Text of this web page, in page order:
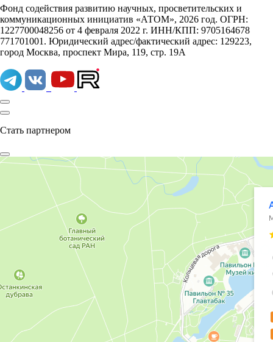
Фонд содействия развитию научных, просветительских и
коммуникационных инициатив «АТОМ», 2026 год. ОГРН:
1227700048256 от 4 февраля 2022 г. ИНН/КПП: 9705164678
771701001. Юридический адрес/фактический адрес: 129223,
город Москва, проспект Мира, 119, стр. 19А
Стать партнером